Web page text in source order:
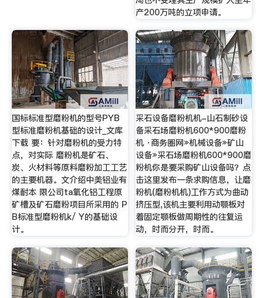
产200万吨的立项申请。
国标标准型磨粉机的型号PYB
型标准磨粉机基础的设计_文库
下载 要：针对磨粉机的受力特
点，对实际 磨粉机是矿石、
炭、火材料等原料磨粉加工工艺
的主要机器。文介绍中美铝业有
煤耐本 限公司ta氧化铝工程原
矿槽及矿石磨粉项目所采用的 P
B标准型磨粉机k/ Y的基础设
计。
采石设备磨粉机机-山石制砂设
备采石场磨粉机600*900磨粉
机 ·商务圈网»机械设备»矿山
设备»采石场磨粉机600*900磨
粉机你是要采购矿山设备吗？点
击这里发布一条求购信息，让磨
粉机(磨粉机机)工作方式为曲动
挤压型,该机主要利用动颚板对
着固定颚板做周期性的往复运
动，时而分开，时而。